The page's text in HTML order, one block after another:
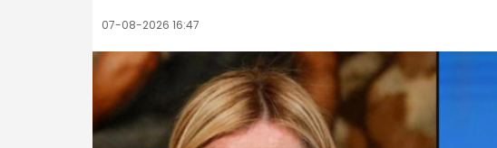
07-08-2026 16:47